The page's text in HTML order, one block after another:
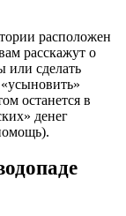
расположен
расскажут о
или сделать
останется в
денег